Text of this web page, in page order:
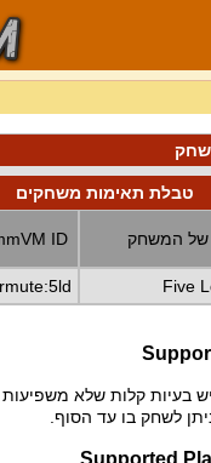
טבלת תאימות משחקים
המשחק ID
Five
בעיות קלות שלא
לשחק בו עד הסוף.
Supported